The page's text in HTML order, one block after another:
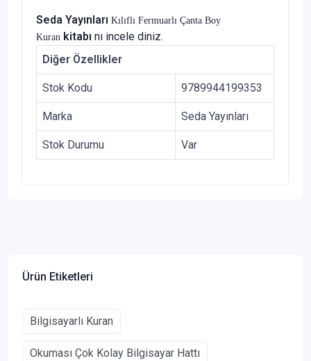
Seda Yayınları Kılıflı Fermuarlı Çanta Boy
Kuran kitabı nı incele diniz.
Diğer Özellikler
Stok Kodu 9789944199353
Marka Seda Yayınları
Stok Durumu Var
Ürün Etiketleri
Bilgisayarlı Kuran
Okuması Çok Kolay Bilgisayar Hattı